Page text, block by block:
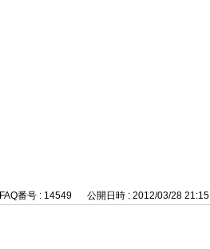
FAQ番号 : 14549 公開日時 : 2012/03/28 21:15